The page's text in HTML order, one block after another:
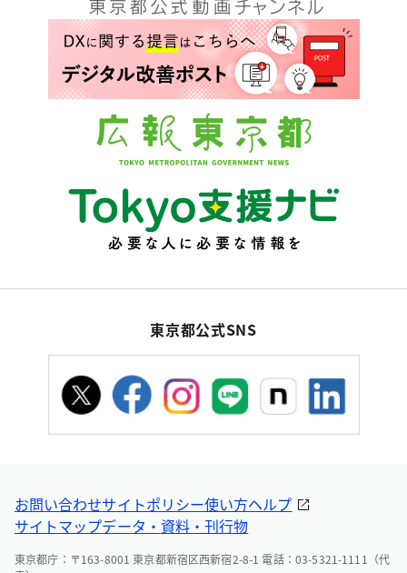
東京都公式SNS
お問い合わせサイトポリシー使い方ヘルプ
サイトマップデータ・資料・刊行物
東京都庁：〒163-8001 東京都新宿区西新宿2-8-1 電話：03-5321-1111（代